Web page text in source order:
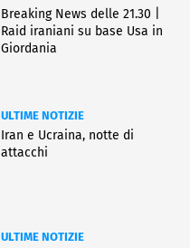
Breaking News delle 21.30 |
Raid iraniani su base Usa in
Giordania
ULTIME NOTIZIE
Iran e Ucraina, notte di
attacchi
ULTIME NOTIZIE